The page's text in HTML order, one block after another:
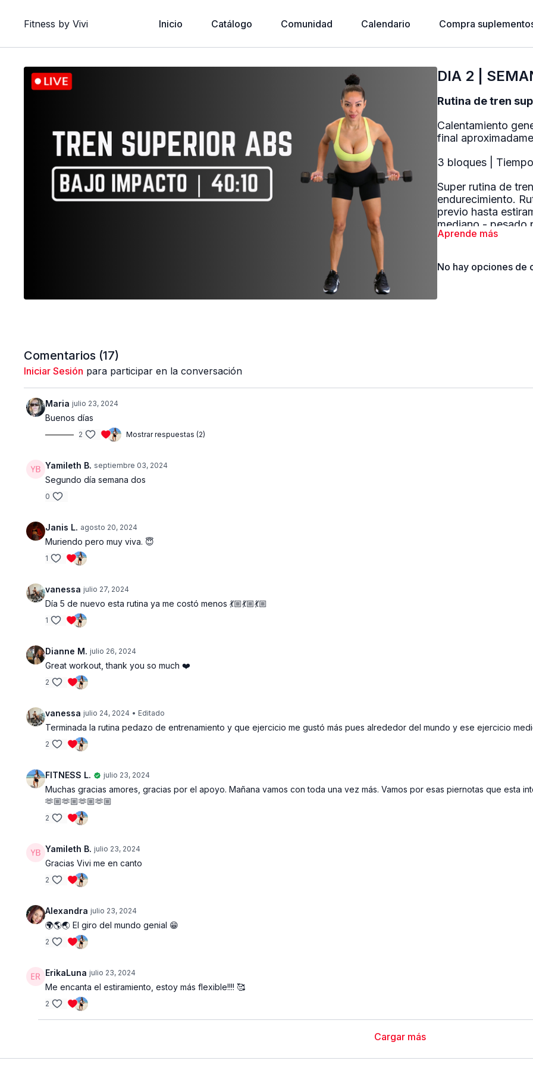
Fitness by Vivi Inicio Catálogo Comunidad Calendario Compra
DIA 2 |
Rutina de tren
Calentamiento
final
3 bloques | Tiempo
Super rutina de
endurecimiento.
previo hasta
mediano - pesado
musculos.
intermedios.
construyendo
Aprende más
No hay opciones de
Comentarios (17)
Iniciar Sesión para participar en la conversación
Maria julio 23, 2024
Buenos días
2 Mostrar respuestas (2)
Yamileth B. septiembre 03, 2024
Segundo día semana dos
0
Janis L. agosto 20, 2024
Muriendo pero muy viva. 😇
1
vanessa julio 27, 2024
Día 5 de nuevo esta rutina ya me costó menos 💃🏼💃🏼💃🏼
1
Dianne M. julio 26, 2024
Great workout, thank you so much ❤️
2
vanessa julio 24, 2024 • Editado
Terminada la rutina pedazo de entrenamiento y que ejercicio me gustó más pues alrededor del mundo y ese ejercicio
2
FITNESS L. julio 23, 2024
Muchas gracias amores, gracias por el apoyo. Mañana vamos con toda una vez más. Vamos por esas piernotas que esta
🫶🏼🫶🏼🫶🏼🫶🏼
2
Yamileth B. julio 23, 2024
Gracias Vivi me en canto
2
Alexandra julio 23, 2024
🌍🌎🌏 El giro del mundo genial 😁
2
ErikaLuna julio 23, 2024
Me encanta el estiramiento, estoy más flexible!!!! 🥰
2
Cargar más